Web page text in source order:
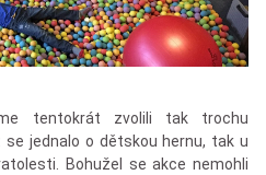
tentokrát zvolili tak trochu
jednalo o dětskou hernu, tak u
Bohužel se akce nemohli